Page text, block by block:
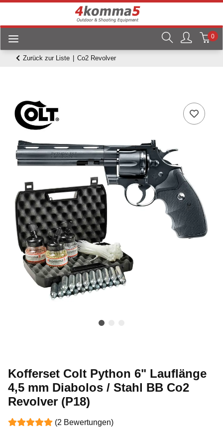
0
Zurück zur Liste Co2 Revolver
Kofferset Colt Python 6" Lauflänge
4,5 mm Diabolos / Stahl BB Co2
Revolver (P18)
(2 Bewertungen)